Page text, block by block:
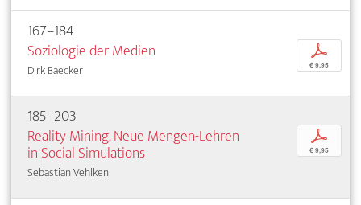
167–184
Soziologie der Medien
Dirk Baecker
p
€ 9,95
185–203
Reality Mining. Neue Mengen-Lehren
in Social Simulations
Sebastian Vehlken
p
€ 9,95